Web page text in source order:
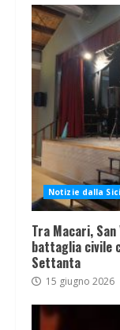
Notizie dalla
Tra Macari,
battaglia civile
Settanta
15 giugno 2026